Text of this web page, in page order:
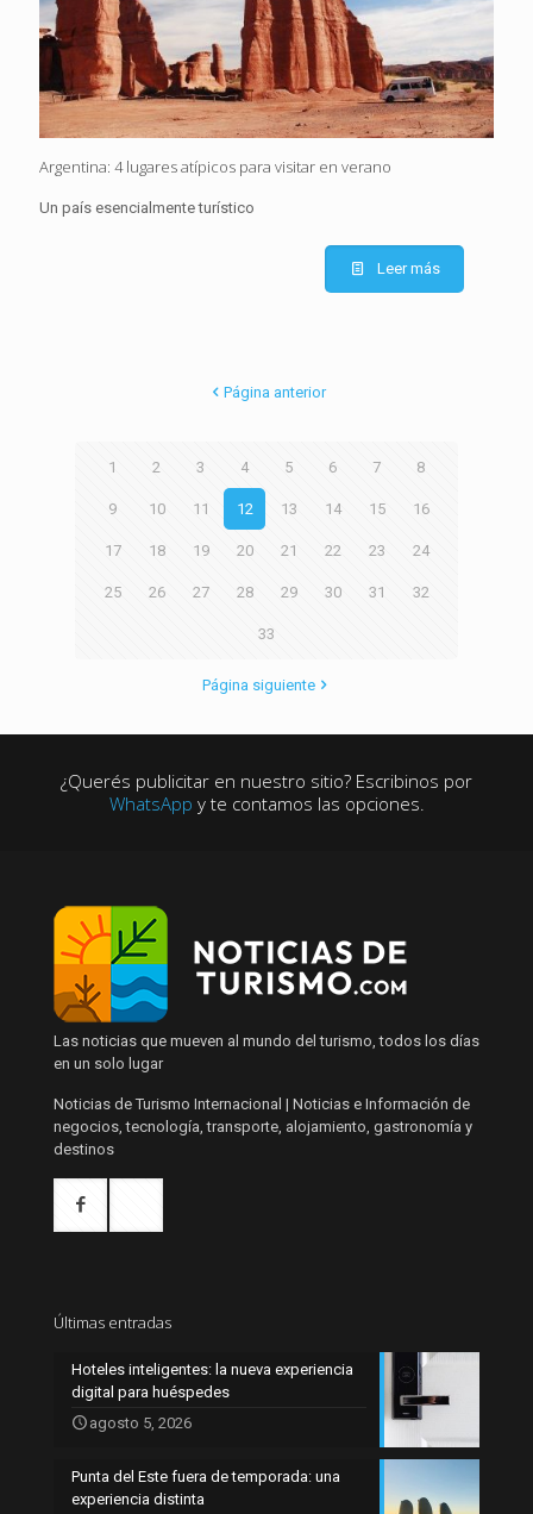
Argentina: 4 lugares atípicos para visitar en verano
Un país esencialmente turístico
Leer más
Página anterior
1 2 3 4 5 6 7 8
9 10 11 12 13 14 15 16
17 18 19 20 21 22 23 24
25 26 27 28 29 30 31 32
33
Página siguiente
¿Querés publicitar en nuestro sitio? Escribinos por
WhatsApp y te contamos las opciones.
Las noticias que mueven al mundo del turismo, todos los días
en un solo lugar
Noticias de Turismo Internacional | Noticias e Información de
negocios, tecnología, transporte, alojamiento, gastronomía y
destinos
Últimas entradas
Hoteles inteligentes: la nueva experiencia
digital para huéspedes
agosto 5, 2026
Punta del Este fuera de temporada: una
experiencia distinta